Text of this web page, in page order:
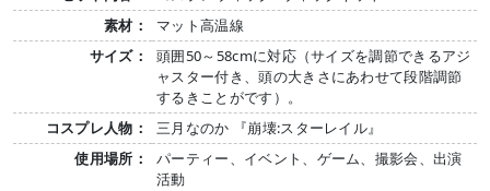
素材：
マット高温線
サイズ：
頭囲50～58cmに対応（サイズを調節できるアジ
ャスター付き、頭の大きさにあわせて段階調節
するきことがです）。
コスプレ人物：
三月なのか 『崩壊:スターレイル』
使用場所：
パーティー、イベント、ゲーム、撮影会、出演
活動